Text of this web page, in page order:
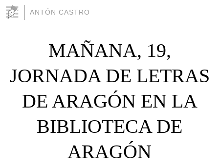
ANTÓN CASTRO
MAÑANA, 19,
JORNADA DE LETRAS
DE ARAGÓN EN LA
BIBLIOTECA DE
ARAGÓN